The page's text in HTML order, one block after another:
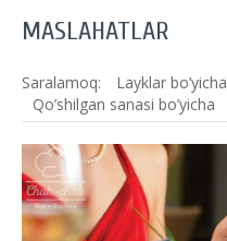
MASLAHATLAR
Saralamoq: Layklar bo’yicha
Qo’shilgan sanasi bo’yicha